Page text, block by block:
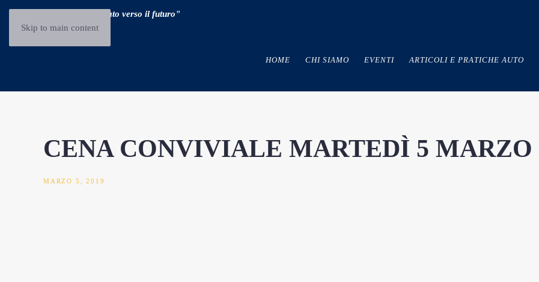
Skip to main content
"Guidare il passato verso il futuro"
HOME CHI SIAMO EVENTI ARTICOLI E PRATICHE AUTO
CENA CONVIVIALE MARTEDÌ 5 MARZO
MARZO 5, 2019